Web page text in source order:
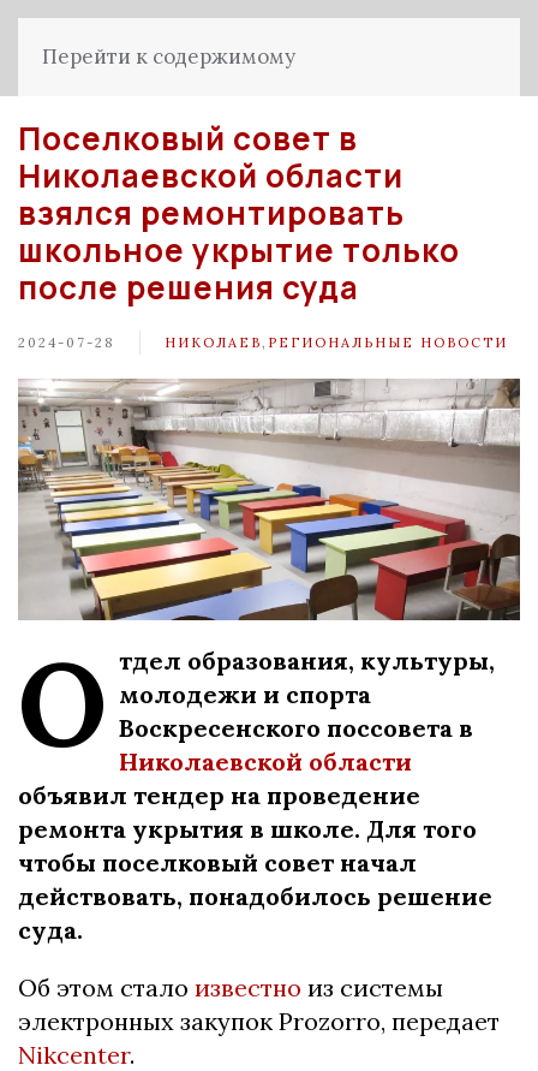
Перейти к содержимому
Поселковый совет в
Николаевской области
взялся ремонтировать
школьное укрытие только
после решения суда
2024-07-28 НИКОЛАЕВ РЕГИОНАЛЬНЫЕ НОВОСТИ
О тдел образования, культуры,
молодежи и спорта
Воскресенского поссовета в
Николаевской области
объявил тендер на проведение
ремонта укрытия в школе. Для того
чтобы поселковый совет начал
действовать, понадобилось решение
суда.
Об этом стало известно из системы
электронных закупок Prozorro, передает
Nikcenter.